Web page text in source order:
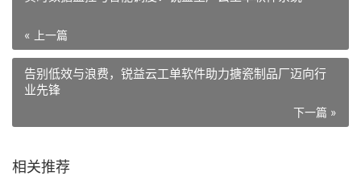
« 上一篇
告别低效与浪费，锐益云工单软件助力搪瓷制品厂迈向行
业先锋
下一篇 »
相关推荐